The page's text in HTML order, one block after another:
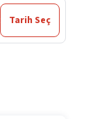
Tarih Seç